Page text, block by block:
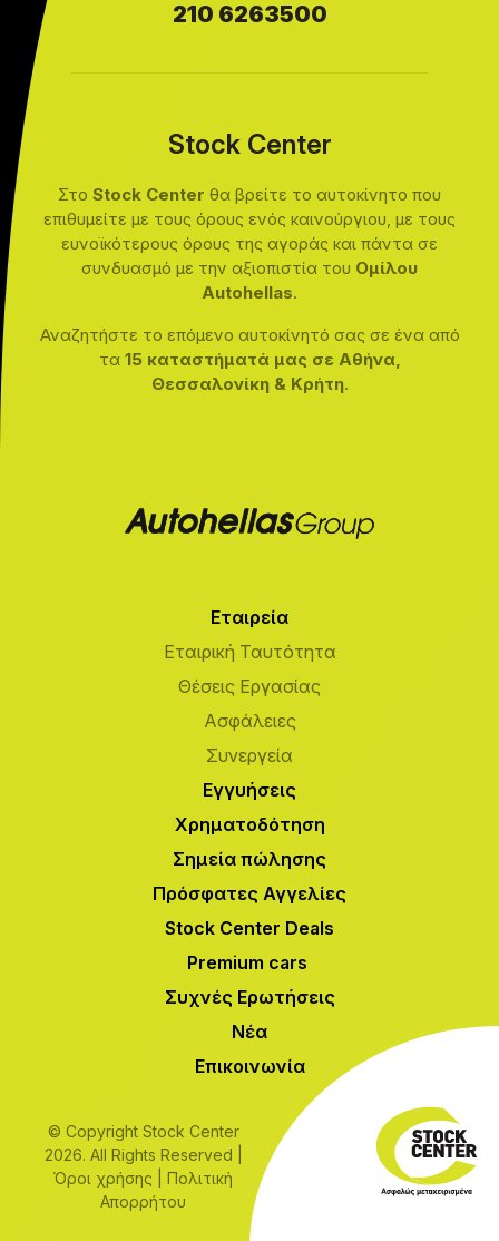
210 6263500
Stock Center
Στο Stock Center θα βρείτε το αυτοκίνητο που
επιθυμείτε με τους όρους ενός καινούργιου, με τους
ευνοϊκότερους όρους της αγοράς και πάντα σε
συνδυασμό με την αξιοπιστία του Ομίλου
Autohellas.
Αναζητήστε το επόμενο αυτοκίνητό σας σε ένα από
τα 15 καταστήματά μας σε Αθήνα,
Θεσσαλονίκη & Κρήτη.
Εταιρεία
Εταιρική Ταυτότητα
Θέσεις Εργασίας
Ασφάλειες
Συνεργεία
Εγγυήσεις
Χρηματοδότηση
Σημεία πώλησης
Πρόσφατες Αγγελίες
Stock Center Deals
Premium cars
Συχνές Ερωτήσεις
Νέα
Επικοινωνία
© Copyright Stock Center
2026. All Rights Reserved |
Όροι χρήσης |Πολιτική
Απορρήτου